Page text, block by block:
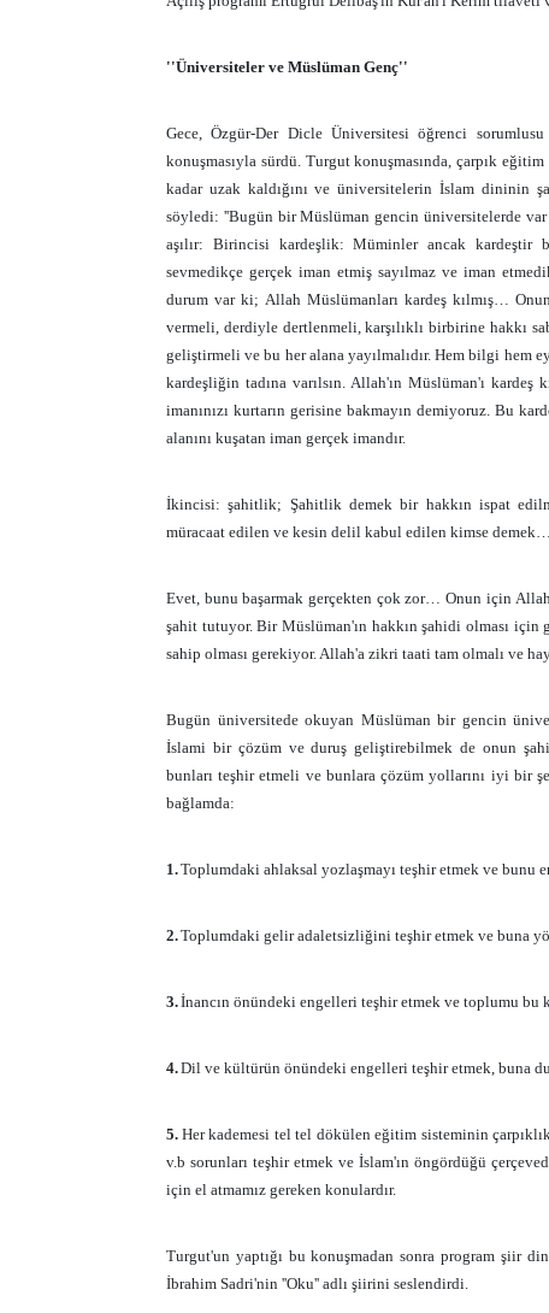
''Üniversiteler ve Müslüman Genç''
Gece, Özgür-Der Dicle Üniversitesi öğrenci
konuşmasıyla sürdü. Turgut konuşmasında, çarpık
kadar uzak kaldığını ve üniversitelerin İslam dininin
söyledi: ''Bugün bir Müslüman gencin üniversitelerde
aşılır: Birincisi kardeşlik: Müminler ancak kardeştir
sevmedikçe gerçek iman etmiş sayılmaz ve iman
durum var ki; Allah Müslümanları kardeş kılmış…
vermeli, derdiyle dertlenmeli, karşılıklı birbirine hakkı
geliştirmeli ve bu her alana yayılmalıdır. Hem bilgi hem
kardeşliğin tadına varılsın. Allah'ın Müslüman'ı
imanınızı kurtarın gerisine bakmayın demiyoruz. Bu
alanını kuşatan iman gerçek imandır.
İkincisi: şahitlik; Şahitlik demek bir hakkın ispat
müracaat edilen ve kesin delil kabul edilen kimse demek…
Evet, bunu başarmak gerçekten çok zor… Onun için
şahit tutuyor. Bir Müslüman'ın hakkın şahidi olması
sahip olması gerekiyor. Allah'a zikri taati tam olmalı ve
Bugün üniversitede okuyan Müslüman bir gencin
İslami bir çözüm ve duruş geliştirebilmek de onun
bunları teşhir etmeli ve bunlara çözüm yollarını iyi bir
bağlamda:
1.Toplumdaki ahlaksal yozlaşmayı teşhir etmek ve bunu
2.Toplumdaki gelir adaletsizliğini teşhir etmek ve buna
3.İnancın önündeki engelleri teşhir etmek ve toplumu bu
4.Dil ve kültürün önündeki engelleri teşhir etmek, buna
5. Her kademesi tel tel dökülen eğitim sisteminin
v.b sorunları teşhir etmek ve İslam'ın öngördüğü
için el atmamız gereken konulardır.
Turgut'un yaptığı bu konuşmadan sonra program şiir
İbrahim Sadri'nin ''Oku'' adlı şiirini seslendirdi.